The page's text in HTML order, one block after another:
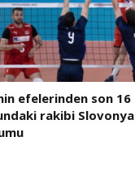
efelerinden son 16
rakibi Slovonya